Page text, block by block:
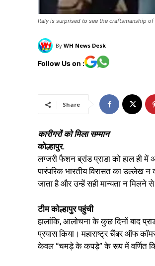
Italy is surprised to see the craftsmanship of
By WH News Desk
Follow Us on :
Share
कारीगरों को मिला सम्मान
कोल्हापुर.
लग्जरी फैशन ब्रांड प्राडा को हाल ही
पारंपरिक भारतीय विरासत का उल्लेख
जाता है और उन्हें सही मान्यता न मिलने
टीम कोल्हापुर पहुंची
हालांकि, आलोचना के कुछ दिनों बाद
प्रयास किया। महाराष्ट्र चैंबर ऑफ
केवल “चमड़े के कपड़े” के रूप में वर्णित